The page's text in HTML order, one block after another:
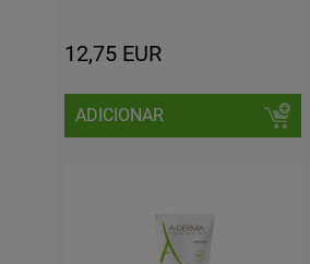
12,75 EUR
ADICIONAR